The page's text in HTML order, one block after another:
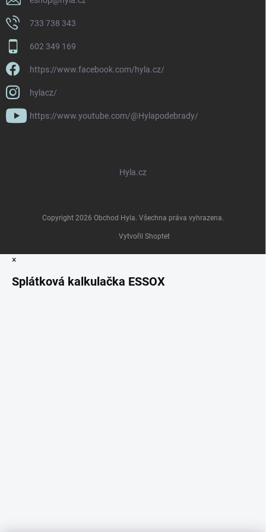
733 738 343
602 349 169
https://www.facebook.com/hyla.cz/
hylacz/
https://www.youtube.com/@Hylapodebrady/
Hyla.cz
Vytvořil Shoptet
Copyright 2026 Obchod Hyla . Všechna práva vyhrazena.
×
Splátková kalkulačka ESSOX